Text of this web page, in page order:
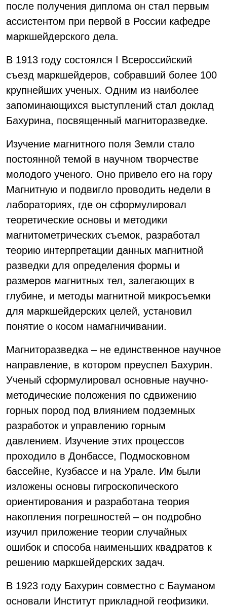
после получения диплома он стал первым
ассистентом при первой в России кафедре
маркшейдерского дела.
В 1913 году состоялся I Всероссийский
съезд маркшейдеров, собравший более 100
крупнейших ученых. Одним из наиболее
запоминающихся выступлений стал доклад
Бахурина, посвященный магниторазведке.
Изучение магнитного поля Земли стало
постоянной темой в научном творчестве
молодого ученого. Оно привело его на гору
Магнитную и подвигло проводить недели в
лабораториях, где он сформулировал
теоретические основы и методики
магнитометрических съемок, разработал
теорию интерпретации данных магнитной
разведки для определения формы и
размеров магнитных тел, залегающих в
глубине, и методы магнитной микросъемки
для маркшейдерских целей, установил
понятие о косом намагничивании.
Магниторазведка – не единственное научное
направление, в котором преуспел Бахурин.
Ученый сформулировал основные научно-
методические положения по сдвижению
горных пород под влиянием подземных
разработок и управлению горным
давлением. Изучение этих процессов
проходило в Донбассе, Подмосковном
бассейне, Кузбассе и на Урале. Им были
изложены основы гигроскопического
ориентирования и разработана теория
накопления погрешностей – он подробно
изучил приложение теории случайных
ошибок и способа наименьших квадратов к
решению маркшейдерских задач.
В 1923 году Бахурин совместно с Бауманом
основали Институт прикладной геофизики.